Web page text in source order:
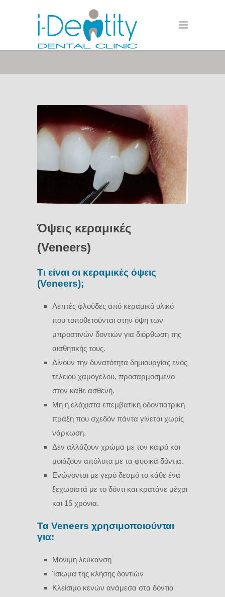
Όψεις κεραμικές
(Veneers)
Τι είναι οι κεραμικές όψεις
(Veneers);
Λεπτές φλούδες από κεραμικό υλικό
που τοποθετούνται στην όψη των
μπροστινών δοντιών για διόρθωση της
αισθητικής τους.
Δίνουν την δυνατότητα δημιουργίας ενός
τέλειου χαμόγελου, προσαρμοσμένο
στον κάθε ασθενή.
Μη ή ελάχιστα επεμβατική οδοντιατρική
πράξη που σχεδόν πάντα γίνεται χωρίς
νάρκωση.
Δεν αλλάζουν χρώμα με τον καιρό και
μοιάζουν απόλυτα με τα φυσικά δόντια.
Ενώνονται με γερό δεσμό το κάθε ένα
ξεχωριστά με το δόντι και κρατάνε μέχρι
και 15 χρόνια.
Τα Veneers χρησιμοποιούνται
για:
Μόνιμη λεύκανση
Ίσιωμα της κλήσης δοντιών
Κλείσιμο κενών ανάμεσα στα δόντια